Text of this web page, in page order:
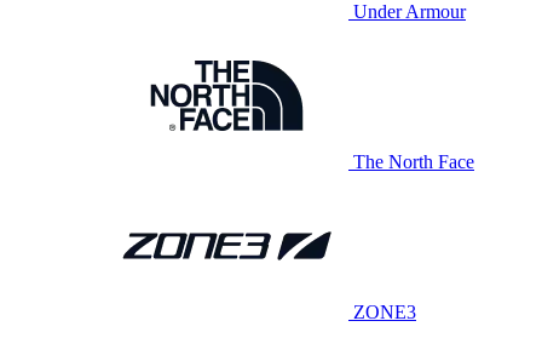
Under Armour
The North Face
ZONE3